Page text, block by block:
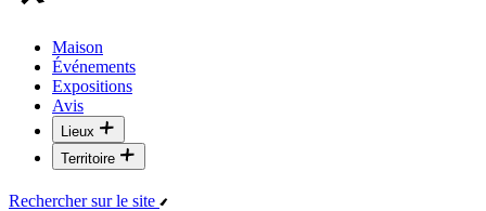
Maison
Événements
Expositions
Avis
Lieux
Territoire
Rechercher sur le site